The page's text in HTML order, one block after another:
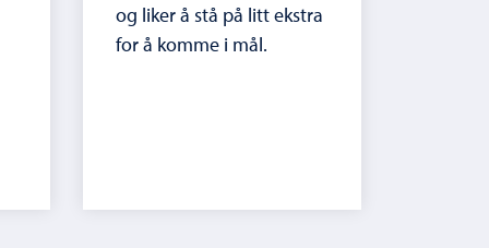
og liker å stå på litt ekstra
for å komme i mål.